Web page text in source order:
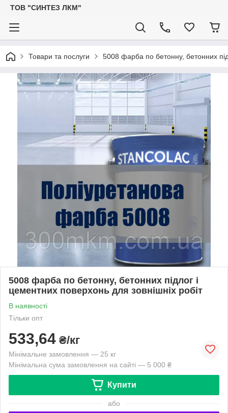
ТОВ "СИНТЕЗ ЛКМ"
Товари та послуги 5008 фарба по бетонну, бетонних
5008 фарба по бетонну, бетонних підлог і
цементних поверхонь для зовнішніх робіт
В наявності
Тільки опт
533,64 ₴/кг
Мінімальне замовлення — 25 кг
Мінімальна сума замовлення на сайті — 5 000 ₴
Купити
або